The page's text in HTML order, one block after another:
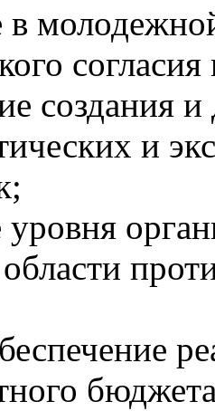
в
создания и
и